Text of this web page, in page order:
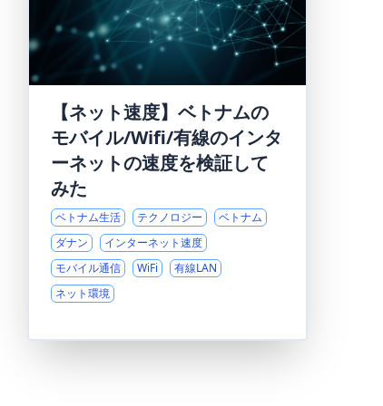
【ネット速度】ベトナムの
モバイル/Wifi/有線のインタ
ーネットの速度を検証して
みた
ベトナム生活 テクノロジー
ベトナム
ダナン
インターネット速度
モバイル通信
WiFi
有線LAN
ネット環境